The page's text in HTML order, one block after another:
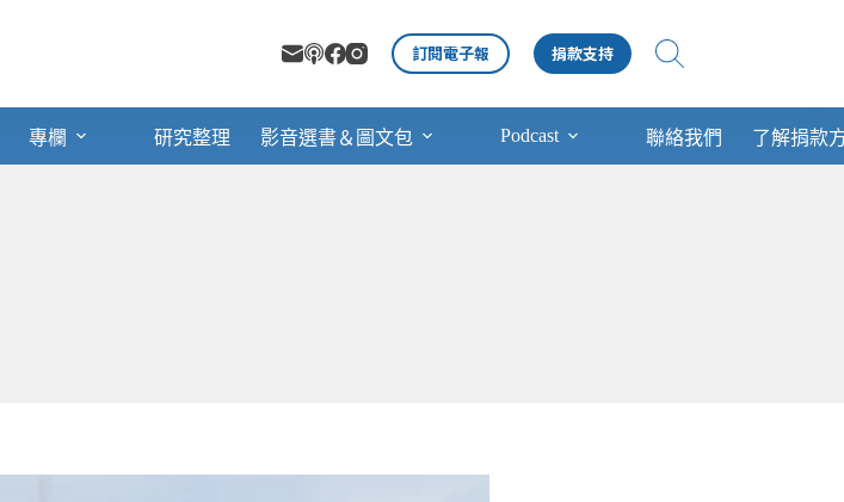
訂閱電子報 捐款支持
專欄 研究整理 影音選書＆圖文包 Podcast 聯絡我們 了解捐款